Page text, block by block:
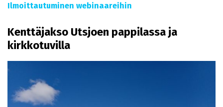
Ilmoittautuminen webinaareihin
Kenttäjakso Utsjoen pappilassa ja
kirkkotuvilla